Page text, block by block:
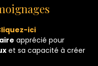
ici
apprécié pour
et sa capacité à créer